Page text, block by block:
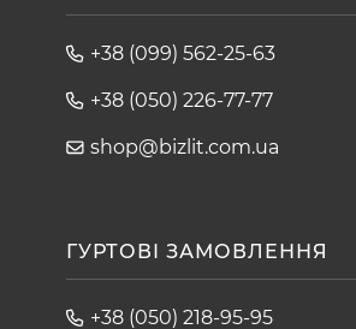
+38 (099) 562-25-63
+38 (050) 226-77-77
shop@bizlit.com.ua
ГУРТОВІ ЗАМОВЛЕННЯ
+38 (050) 218-95-95